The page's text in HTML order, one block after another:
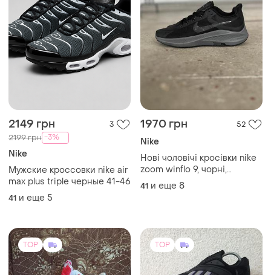
2149 грн 3
2199 грн -3%
Nike
Мужские кроссовки nike air
max plus triple черные 41-46
41 и еще 5
1970 грн 52
Nike
Нові чоловічі кросівки nike
zoom winflo 9, чорні,
сітка,41-45 розміри
41 и еще 8
TOP TOP